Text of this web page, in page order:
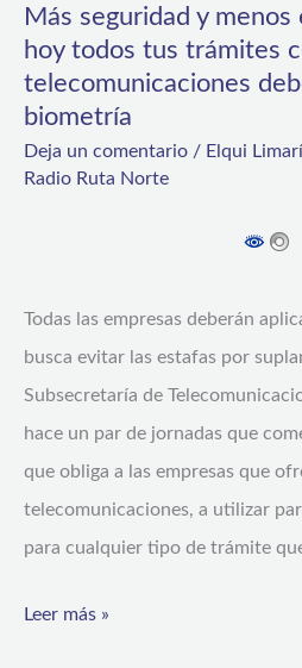
Más seguridad y
hoy todos tus trámites
telecomunicaciones
biometría
Deja un comentario / Elqui
Radio Ruta Norte
Todas las empresas deberán
busca evitar las estafas por
Subsecretaría de
hace un par de jornadas que
que obliga a las empresas que
telecomunicaciones, a utilizar
para cualquier tipo de trámite
trámites
con
empresas
de
telecomunicaciones
Leer más »